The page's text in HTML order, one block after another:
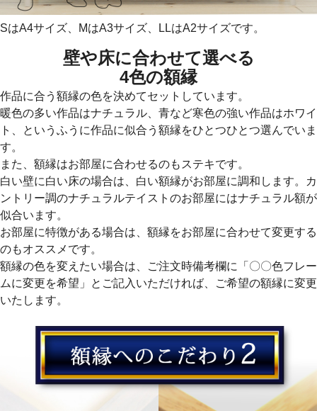
SはA4サイズ、MはA3サイズ、LLはA2サイズです。
壁や床に合わせて選べる
4色の額縁
作品に合う額縁の色を決めてセットしています。
暖色の多い作品はナチュラル、青など寒色の強い作品はホワイ
ト、というふうに作品に似合う額縁をひとつひとつ選んでいま
す。
また、額縁はお部屋に合わせるのもステキです。
白い壁に白い床の場合は、白い額縁がお部屋に調和します。カ
ントリー調のナチュラルテイストのお部屋にはナチュラル額が
似合います。
お部屋に特徴がある場合は、額縁をお部屋に合わせて変更する
のもオススメです。
額縁の色を変えたい場合は、ご注文時備考欄に「〇〇色フレー
ムに変更を希望」とご記入いただければ、ご希望の額縁に変更
いたします。